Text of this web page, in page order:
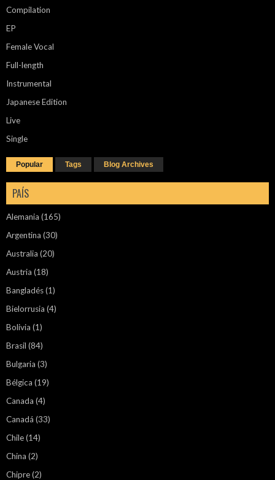
Compilation
EP
Female Vocal
Full-length
Instrumental
Japanese Edition
Live
Single
Popular Tags Blog Archives
PAÍS
Alemania (165)
Argentina (30)
Australia (20)
Austria (18)
Bangladés(1)
Bielorrusia (4)
Bolivia (1)
Brasil (84)
Bulgaria (3)
Bélgica (19)
Canada (4)
Canadá (33)
Chile(14)
China (2)
Chipre(2)